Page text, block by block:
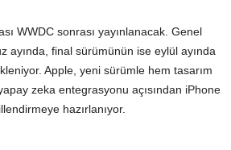
WWDC sonrası yayınlanacak. Genel
ayında, final sürümünün ise eylül ayında
Apple, yeni sürümle hem tasarım
zeka entegrasyonu açısından iPhone
hazırlanıyor.